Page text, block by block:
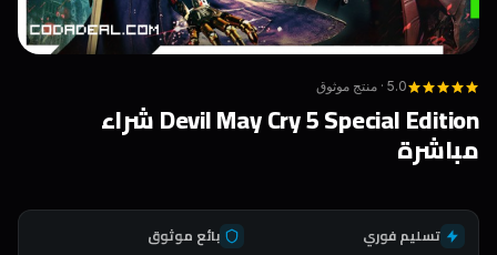
5.0 · منتج موثوق
Devil May Cry 5 Special Edition شراء
مباشرة
تسليم فوري
بائع موثوق